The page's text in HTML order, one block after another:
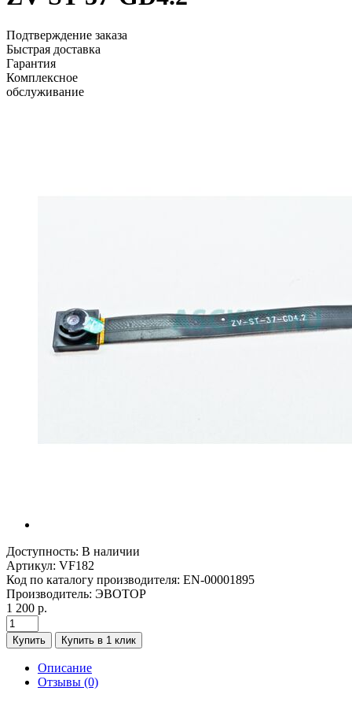
Подтверждение заказа
Быстрая доставка
Гарантия
Комплексное
обслуживание
Доступность: В наличии
Артикул: VF182
Код по каталогу производителя: EN-00001895
Производитель: ЭВОТОР
1 200 р.
Купить Купить в 1 клик
Описание
Отзывы (0)